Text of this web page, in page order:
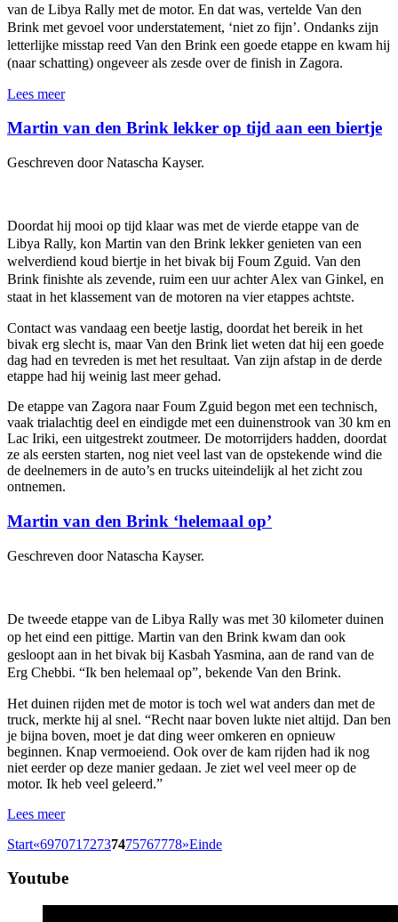
van de Libya Rally met de motor. En dat was, vertelde Van den
Brink met gevoel voor understatement, ‘niet zo fijn’. Ondanks zijn
letterlijke misstap reed Van den Brink een goede etappe en kwam hij
(naar schatting) ongeveer als zesde over de finish in Zagora.
Lees meer
Martin van den Brink lekker op tijd aan een biertje
Geschreven door Natascha Kayser.
Doordat hij mooi op tijd klaar was met de vierde etappe van de
Libya Rally, kon Martin van den Brink lekker genieten van een
welverdiend koud biertje in het bivak bij Foum Zguid. Van den
Brink finishte als zevende, ruim een uur achter Alex van Ginkel, en
staat in het klassement van de motoren na vier etappes achtste.
Contact was vandaag een beetje lastig, doordat het bereik in het
bivak erg slecht is, maar Van den Brink liet weten dat hij een goede
dag had en tevreden is met het resultaat. Van zijn afstap in de derde
etappe had hij weinig last meer gehad.
De etappe van Zagora naar Foum Zguid begon met een technisch,
vaak trialachtig deel en eindigde met een duinenstrook van 30 km en
Lac Iriki, een uitgestrekt zoutmeer. De motorrijders hadden, doordat
ze als eersten starten, nog niet veel last van de opstekende wind die
de deelnemers in de auto’s en trucks uiteindelijk al het zicht zou
ontnemen.
Martin van den Brink ‘helemaal op’
Geschreven door Natascha Kayser.
De tweede etappe van de Libya Rally was met 30 kilometer duinen
op het eind een pittige. Martin van den Brink kwam dan ook
gesloopt aan in het bivak bij Kasbah Yasmina, aan de rand van de
Erg Chebbi. “Ik ben helemaal op”, bekende Van den Brink.
Het duinen rijden met de motor is toch wel wat anders dan met de
truck, merkte hij al snel. “Recht naar boven lukte niet altijd. Dan ben
je bijna boven, moet je dat ding weer omkeren en opnieuw
beginnen. Knap vermoeiend. Ook over de kam rijden had ik nog
niet eerder op deze manier gedaan. Je ziet wel veel meer op de
motor. Ik heb veel geleerd.”
Lees meer
Start«697071 72737475767778»Einde
Youtube